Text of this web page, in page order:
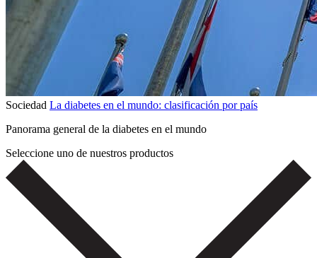
Sociedad La diabetes en el mundo: clasificación por país
Panorama general de la diabetes en el mundo
Seleccione uno de nuestros productos